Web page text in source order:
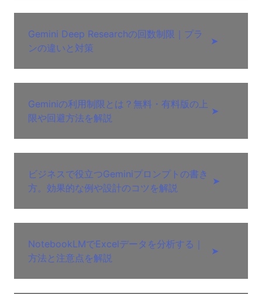
Gemini Deep Researchの回数制限｜プラ
ンの違いと対策
➤
Geminiの利用制限とは？無料・有料版の上
限や回避方法を解説
➤
ビジネスで役立つGeminiプロンプトの書き
方。効果的な例や設計のコツを解説
➤
NotebookLMでExcelデータを分析する｜
方法と注意点を解説
➤